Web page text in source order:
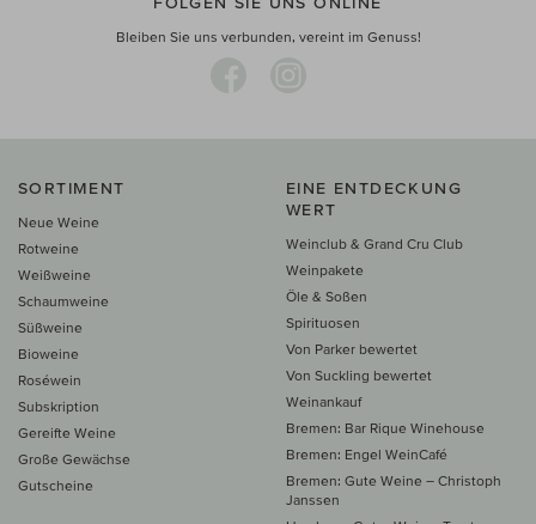
Bleiben Sie uns verbunden, vereint im Genuss!
SORTIMENT
Neue Weine
Rotweine
Weißweine
Schaumweine
Süßweine
Bioweine
Roséwein
Subskription
Gereifte Weine
Große Gewächse
Gutscheine
EINE ENTDECKUNG
WERT
Weinclub & Grand Cru Club
Weinpakete
Öle & Soßen
Spirituosen
Von Parker bewertet
Von Suckling bewertet
Weinankauf
Bremen: Bar Rique Winehouse
Bremen: Engel WeinCafé
Bremen: Gute Weine – Christoph
Janssen